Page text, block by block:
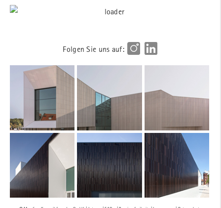
Folgen Sie uns auf: